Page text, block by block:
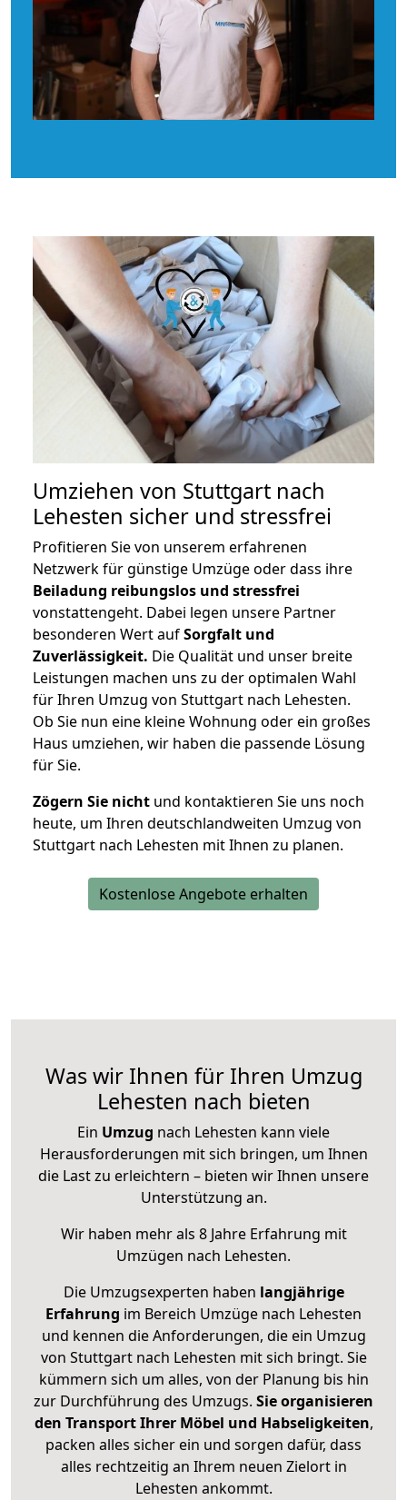
Umziehen von Stuttgart nach
Lehesten sicher und stressfrei
Profitieren Sie von unserem erfahrenen
Netzwerk für günstige Umzüge oder dass ihre
Beiladung reibungslos und stressfrei
vonstattengeht. Dabei legen unsere Partner
besonderen Wert aufSorgfalt und
Zuverlässigkeit. Die Qualität und unser breite
Leistungen machen uns zu der optimalen Wahl
für Ihren Umzug von Stuttgart nach Lehesten.
Ob Sie nun eine kleine Wohnung oder ein großes
Haus umziehen, wir haben die passende Lösung
für Sie.
Zögern Sie nicht und kontaktieren Sie uns noch
heute, um Ihren deutschlandweiten Umzug von
Stuttgart nach Lehesten mit Ihnen zu planen.
Kostenlose Angebote erhalten
Was wir Ihnen für Ihren Umzug
Lehesten nach bieten
Ein Umzug nach Lehesten kann viele
Herausforderungen mit sich bringen, um Ihnen
die Last zu erleichtern – bieten wir Ihnen unsere
Unterstützung an.
Wir haben mehr als 8 Jahre Erfahrung mit
Umzügen nach Lehesten.
Die Umzugsexperten haben langjährige
Erfahrung im Bereich Umzüge nach Lehesten
und kennen die Anforderungen, die ein Umzug
von Stuttgart nach Lehesten mit sich bringt. Sie
kümmern sich um alles, von der Planung bis hin
zur Durchführung des Umzugs. Sie organisieren
den Transport Ihrer Möbel und Habseligkeiten,
packen alles sicher ein und sorgen dafür, dass
alles rechtzeitig an Ihrem neuen Zielort in
Lehesten ankommt.